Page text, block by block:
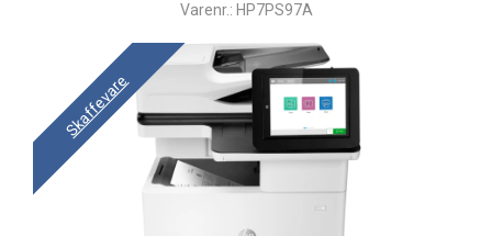
Varenr.: HP7PS97A
Skaffevare